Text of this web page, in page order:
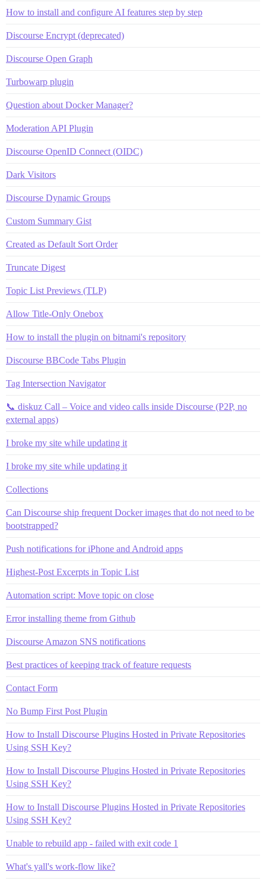
How to install and configure AI features step by step
Discourse Encrypt (deprecated)
Discourse Open Graph
Turbowarp plugin
Question about Docker Manager?
Moderation API Plugin
Discourse OpenID Connect (OIDC)
Dark Visitors
Discourse Dynamic Groups
Custom Summary Gist
Created as Default Sort Order
Truncate Digest
Topic List Previews (TLP)
Allow Title-Only Onebox
How to install the plugin on bitnami's repository
Discourse BBCode Tabs Plugin
Tag Intersection Navigator
📞 diskuz Call – Voice and video calls inside Discourse (P2P, no
external apps)
I broke my site while updating it
I broke my site while updating it
Collections
Can Discourse ship frequent Docker images that do not need to be
bootstrapped?
Push notifications for iPhone and Android apps
Highest-Post Excerpts in Topic List
Automation script: Move topic on close
Error installing theme from Github
Discourse Amazon SNS notifications
Best practices of keeping track of feature requests
Contact Form
No Bump First Post Plugin
How to Install Discourse Plugins Hosted in Private Repositories
Using SSH Key?
How to Install Discourse Plugins Hosted in Private Repositories
Using SSH Key?
How to Install Discourse Plugins Hosted in Private Repositories
Using SSH Key?
Unable to rebuild app - failed with exit code 1
What's yall's work-flow like?